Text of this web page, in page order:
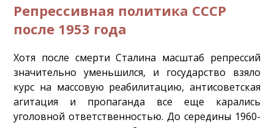
Репрессивная политика СССР
после 1953 года
Хотя после смерти Сталина масштаб репрессий
значительно уменьшился, и государство взяло
курс на массовую реабилитацию, антисоветская
агитация и пропаганда все еще карались
уголовной ответственностью. До середины 1960-